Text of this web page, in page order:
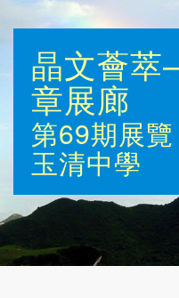
晶文薈
章展廊
第69期展覽
玉清中學